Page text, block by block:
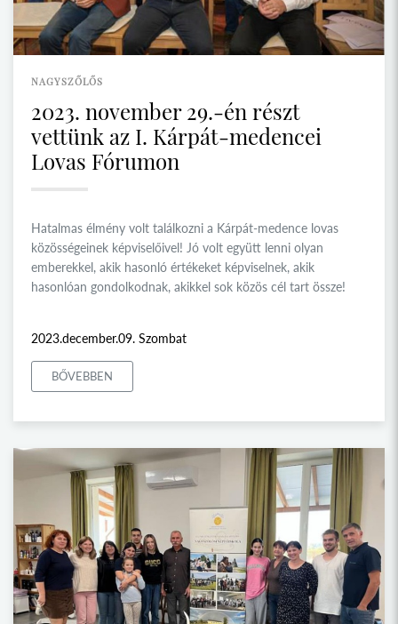
NAGYSZŐLŐS
2023. november 29.-én részt
vettünk az I. Kárpát-medencei
Lovas Fórumon
Hatalmas élmény volt találkozni a Kárpát-medence lovas
közösségeinek képviselőivel! Jó volt együtt lenni olyan
emberekkel, akik hasonló értékeket képviselnek, akik
hasonlóan gondolkodnak, akikkel sok közös cél tart össze!
2023.december.09. Szombat
BŐVEBBEN